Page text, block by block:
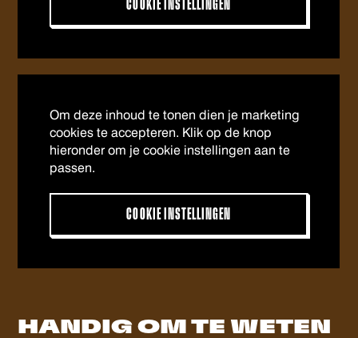
COOKIE INSTELLINGEN
Om deze inhoud te tonen dien je marketing
cookies te accepteren. Klik op de knop
hieronder om je cookie instellingen aan te
passen.
COOKIE INSTELLINGEN
HANDIG OMTE WETEN